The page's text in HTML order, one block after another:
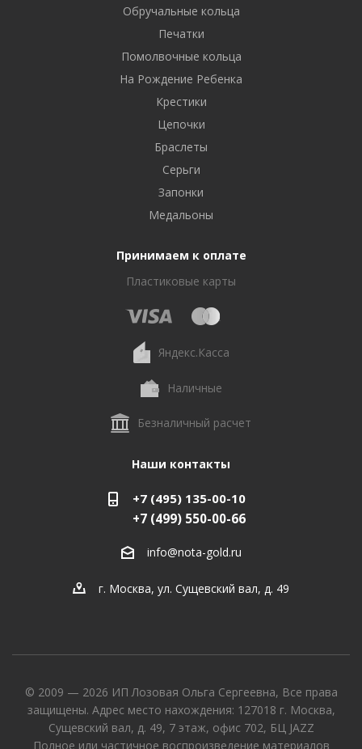
Обручальные кольца
Печатки
Помолвочные кольца
На Рождение Ребенка
Крестики
Цепочки
Браслеты
Серьги
Запонки
Медальоны
Принимаем к оплате
Пластиковые карты
Яндекс.Касса
Наличные
Безналичный расчет
Наши контакты
+7 (495) 135-00-10
+7 (499) 550-00-66
info@nota-gold.ru
г. Москва, ул. Сущевский вал, д. 49
© 2009 — 2026 ИП Лозовая Ольга Сергеевна, Все права
защищены. Адрес место нахождения: 127018 г. Москва,
Сущевский вал, д. 49, 7 этаж, офис 702, БЦ JAZZ
Полное или частичное воспроизведение материалов